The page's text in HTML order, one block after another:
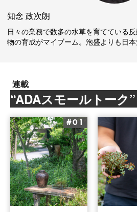
知念 政次朗
日々の業務で数多の水草を育てている
物の育成がマイブーム。泡盛よりも日本
連載
“ADAスモールトーク”
#01